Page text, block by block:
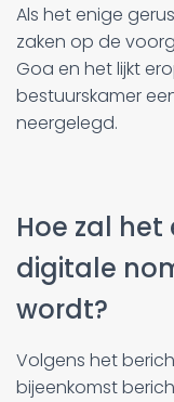
Als het enige
zaken op de
Goa en het lijkt
bestuurskamer
neergelegd.
Hoe zal het
digitale
wordt?
Volgens het
bijeenkomst